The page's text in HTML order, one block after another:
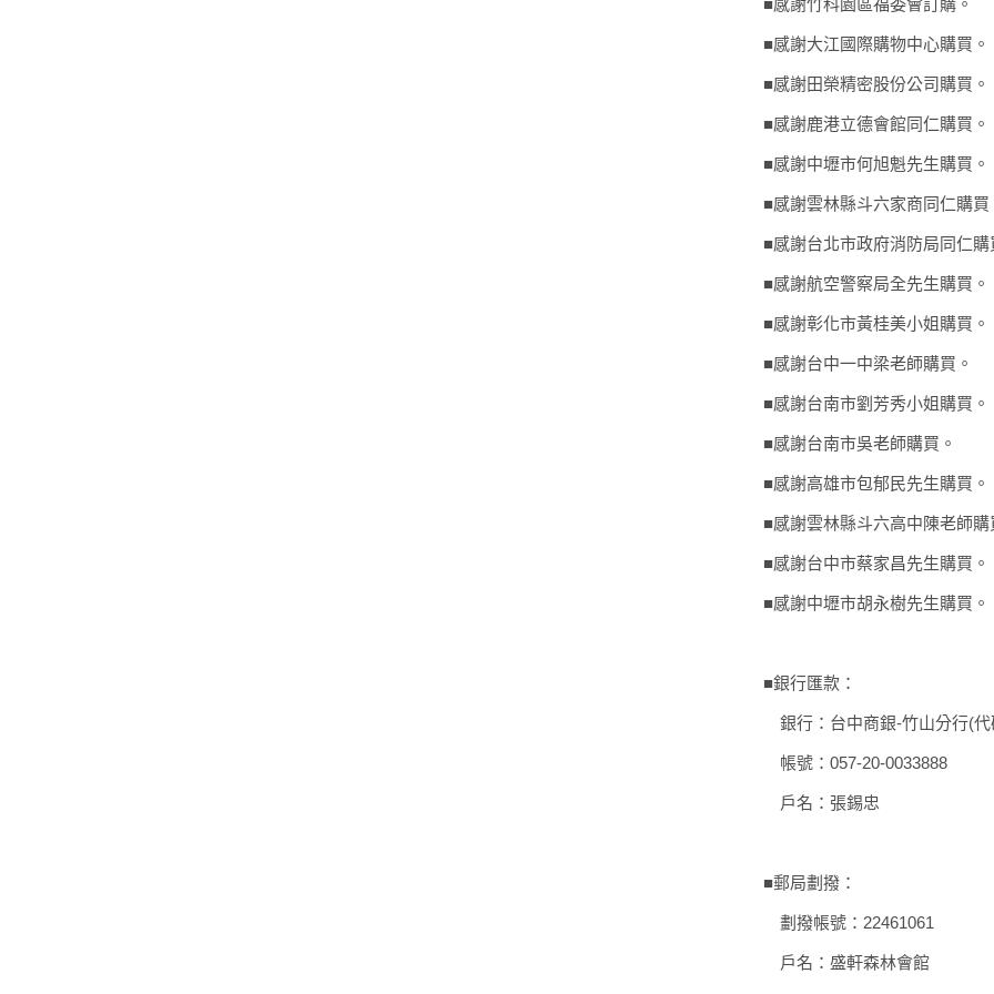
■感謝大江國際購物中心購買。
■感謝田榮精密股份公司購買。
■感謝鹿港立德會館同仁購買。
■感謝中壢市何旭魁先生購買。
■感謝雲林縣斗六家商同仁購買
■感謝台北市政府消防局同仁購
■感謝航空警察局全先生購買。
■感謝彰化市黃桂美小姐購買。
■感謝台中一中梁老師購買。
■感謝台南市劉芳秀小姐購買。
■感謝台南市吳老師購買。
■感謝高雄市包郁民先生購買。
■感謝雲林縣斗六高中陳老師購
■感謝台中市蔡家昌先生購買。
■感謝中壢市胡永樹先生購買。
■銀行匯款：
銀行：台中商銀-竹山分行(代
帳號：057-20-0033888
戶名：張錫忠
■郵局劃撥：
劃撥帳號：22461061
戶名：盛軒森林會館